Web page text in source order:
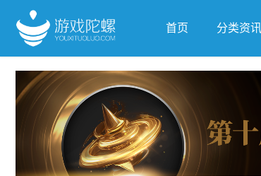
首页 分类资讯
抢滩全球 人工智
跨界Talk